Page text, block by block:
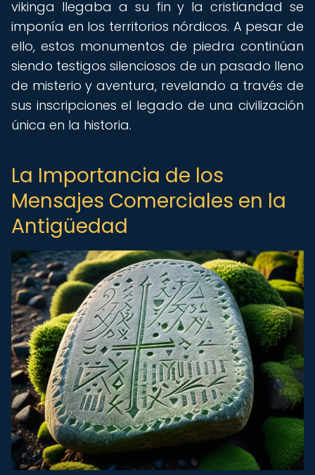
vikinga llegaba a su fin y la cristiandad se
imponía en los territorios nórdicos. A pesar de
ello, estos monumentos de piedra continúan
siendo testigos silenciosos de un pasado lleno
de misterio y aventura, revelando a través de
sus inscripciones el legado de una civilización
única en la historia.
La Importancia de los
Mensajes Comerciales en la
Antigüedad